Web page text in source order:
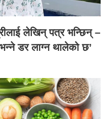
लेखिन् पत्र भन्छिन् –
भन्ने डर लाग्न थालेको छ’